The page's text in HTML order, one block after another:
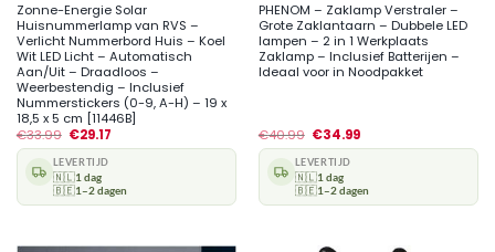
Zonne-Energie Solar
Huisnummerlamp van RVS –
Verlicht Nummerbord Huis – Koel
Wit LED Licht – Automatisch
Aan/Uit – Draadloos –
Weerbestendig – Inclusief
Nummerstickers (0-9, A-H) – 19 x
18,5 x 5 cm [11446B]
€33.99 €29.17
LEVERTIJD
🇳🇱1 dag
🇧🇪1–2 dagen
PHENOM – Zaklamp Verstraler –
Grote Zaklantaarn – Dubbele LED
lampen – 2 in 1 Werkplaats
Zaklamp – Inclusief Batterijen –
Ideaal voor in Noodpakket
€40.99 €34.99
LEVERTIJD
🇳🇱1 dag
🇧🇪1–2 dagen